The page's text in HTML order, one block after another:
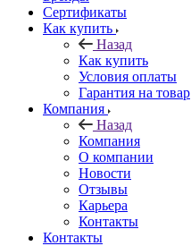
Сертификаты
Как купить
Назад
Как купить
Условия оплаты
Гарантия на товар
Компания
Назад
Компания
О компании
Новости
Отзывы
Карьера
Контакты
Контакты